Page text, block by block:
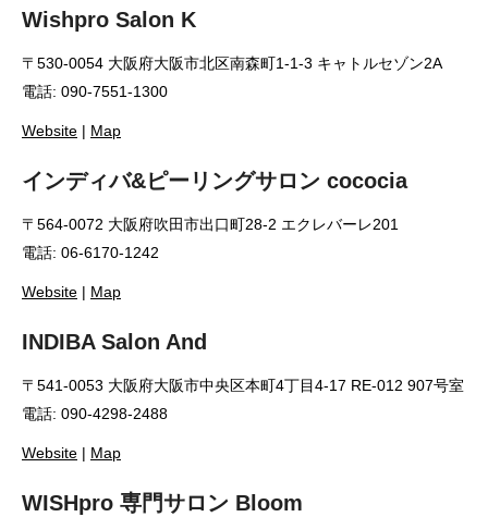
Wishpro Salon K
〒530-0054 大阪府大阪市北区南森町1-1-3 キャトルセゾン2A
電話: 090-7551-1300
Website | Map
インディバ&ピーリングサロン cococia
〒564-0072 大阪府吹田市出口町28-2 エクレバーレ201
電話: 06-6170-1242
Website | Map
INDIBA Salon And
〒541-0053 大阪府大阪市中央区本町4丁目4-17 RE-012 907号室
電話: 090-4298-2488
Website | Map
WISHpro 専門サロン Bloom